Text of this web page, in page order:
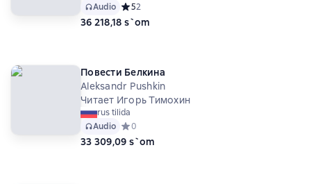
Audio Средний рейтинг 5 на основе 2 оценок
52
36 218,18 s`om
Повести Белкина
Aleksandr Pushkin
Читает Игорь Тимохин
rus tilida
Audio Средний рейтинг 0 на основе 0 оценок
0
33 309,09 s`om